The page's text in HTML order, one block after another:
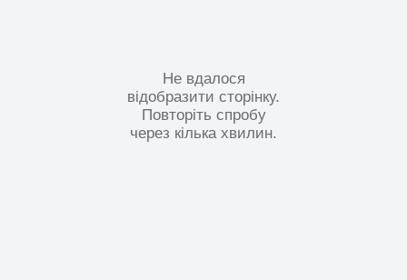
Не вдалося
відобразити сторінку.
Повторіть спробу
через кілька хвилин.